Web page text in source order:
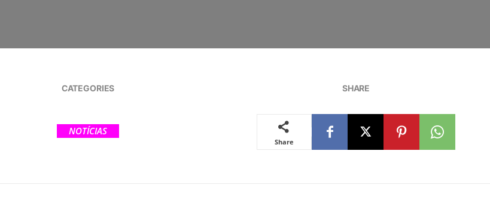
CATEGORIES
NOTÍCIAS
SHARE
Share